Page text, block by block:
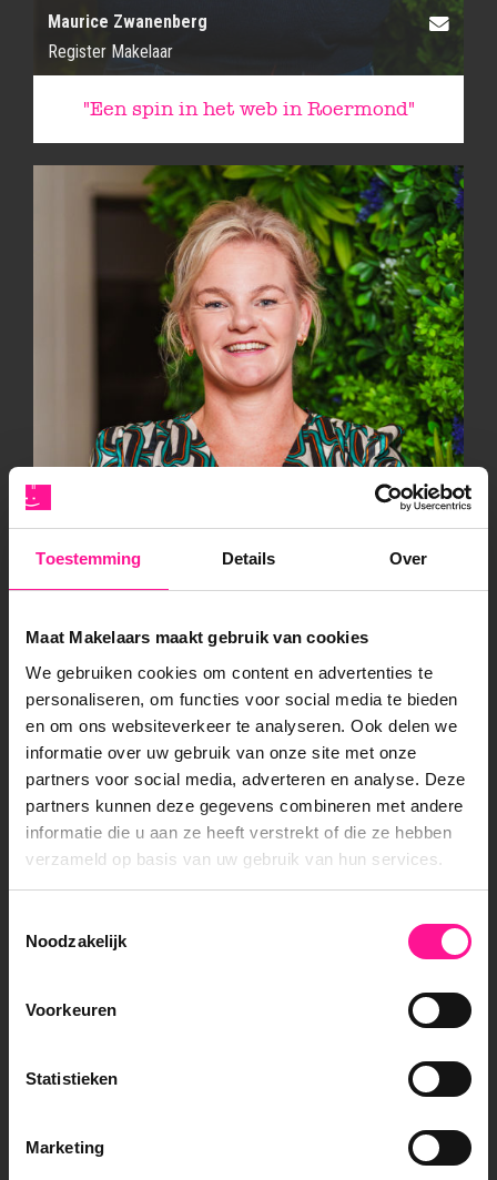
Toestemming Details Over
Maat Makelaars maakt gebruik van cookies
We gebruiken cookies om content en advertenties te
personaliseren, om functies voor social media te bieden
en om ons websiteverkeer te analyseren. Ook delen we
informatie over uw gebruik van onze site met onze
partners voor social media, adverteren en analyse. Deze
partners kunnen deze gegevens combineren met andere
informatie die u aan ze heeft verstrekt of die ze hebben
verzameld op basis van uw gebruik van hun services.
Noodzakelijk
Voorkeuren
Statistieken
Marketing
Maurice Zwanenberg
Register Makelaar
"Een spin in het web in Roermond"
Janneke Karis
Register Makelaar - Register Taxateur
"Mensen mogen helpen bij een van de
grootste beslissingen in hun leven, dat is
toch het mooiste wat er is"